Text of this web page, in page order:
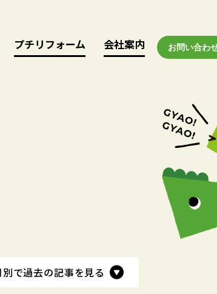
プチリフォーム
プチリフォーム 会社案内
会社案内 お問い合わ
別で過去の記事を見る
別で過去の記事を見る